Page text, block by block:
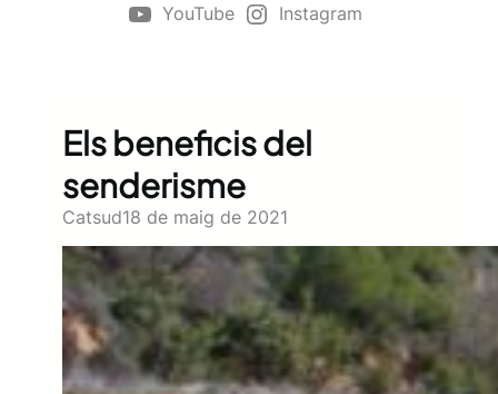
YouTube Instagram
Els beneficis del
senderisme
Catsud18 de maig de 2021